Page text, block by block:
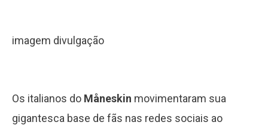
imagem divulgação
Os italianos do Måneskin movimentaram sua
gigantesca base de fãs nas redes sociais ao